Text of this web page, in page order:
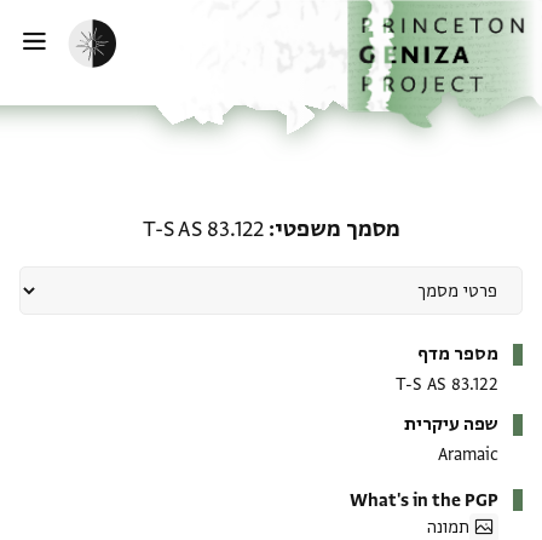
לתוכןהבית
הפעלת מצב כהה
מסמך משפטי T-S AS 83.122
מספר מדף
T-S AS 83.122
שפה עיקרית
Aramaic
What's in the PGP
תמונה